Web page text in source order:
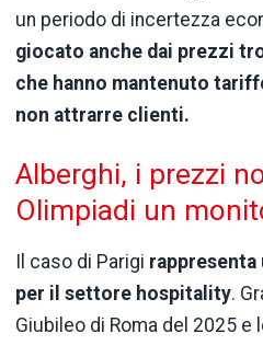
un periodo di incertezza
giocato anche dai prezzi
che hanno mantenuto
non attrarre clienti.
Alberghi, i prezzi
Olimpiadi un
Il caso di Parigi rappresenta
per il settore hospitality.
Giubileo di Roma del 2025 e